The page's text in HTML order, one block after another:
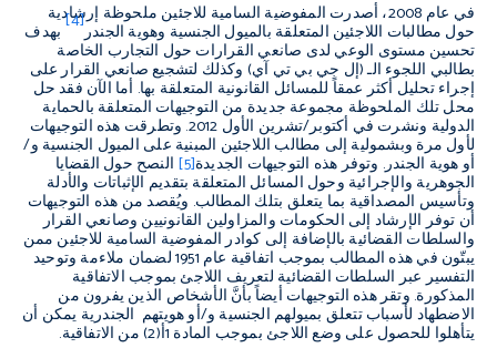
في عام 2008، أصدرت المفوضية السامية للاجئين ملحوظة إرشادية
حول مطالبات اللاجئين المتعلقة بالميول الجنسية وهوية الجندر[4]بهدف
تحسين مستوى الوعي لدى صانعي القرارات حول التجارب الخاصة
بطالبي اللجوء الـ (إل جي بي تي آي) وكذلك لتشجيع صانعي القرار على
إجراء تحليل أكثر عمقاً للمسائل القانونية المتعلقة بها. أما الآن فقد حل
محل تلك الملحوظة مجموعة جديدة من التوجيهات المتعلقة بالحماية
الدولية ونشرت في أكتوبر/تشرين الأول 2012. وتطرقت هذه التوجيهات
لأول مرة وبشمولية إلى مطالب اللاجئين المبنية على الميول الجنسية و/
أو هوية الجندر. وتوفر هذه التوجيهات الجديدة[5] النصح حول القضايا
الجوهرية والإجرائية وحول المسائل المتعلقة بتقديم الإثباتات والأدلة
وتأسيس المصداقية بما يتعلق بتلك المطالب. ويُقصد من هذه التوجيهات
أن توفر الإرشاد إلى الحكومات والمزاولين القانونيين وصانعي القرار
والسلطات القضائية بالإضافة إلى كوادر المفوضية السامية للاجئين ممن
يبتّون في هذه المطالب بموجب اتفاقية عام 1951 لضمان ملاءمة وتوحيد
التفسير عبر السلطات القضائية لتعريف اللاجئ بموجب الاتفاقية
المذكورة. وتقر هذه التوجيهات أيضاً بأنَّ الأشخاص الذين يفرون من
الاضطهاد لأسباب تتعلق بميولهم الجنسية و/أو هويتهم الجندرية يمكن أن
يتأهلوا للحصول على وضع اللاجئ بموجب المادة 1أ(2) من الاتفاقية.